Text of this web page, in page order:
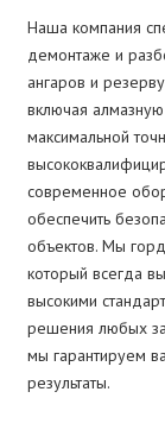
Наша компания
демонтаже и
ангаров и
включая
максимальной
современное
обеспечить
объектов. Мы
который всегда
высокими
решения любых
мы гарантируем
результаты.